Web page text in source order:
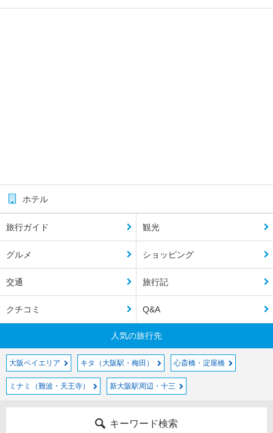
ホテル
旅行ガイド 観光
グルメ ショッピング
交通 旅行記
クチコミ Q&A
人気の旅行先
大阪ベイエリア キタ（大阪駅・梅田） 心斎橋・淀屋橋
ミナミ（難波・天王寺） 新大阪駅周辺・十三
キーワード検索